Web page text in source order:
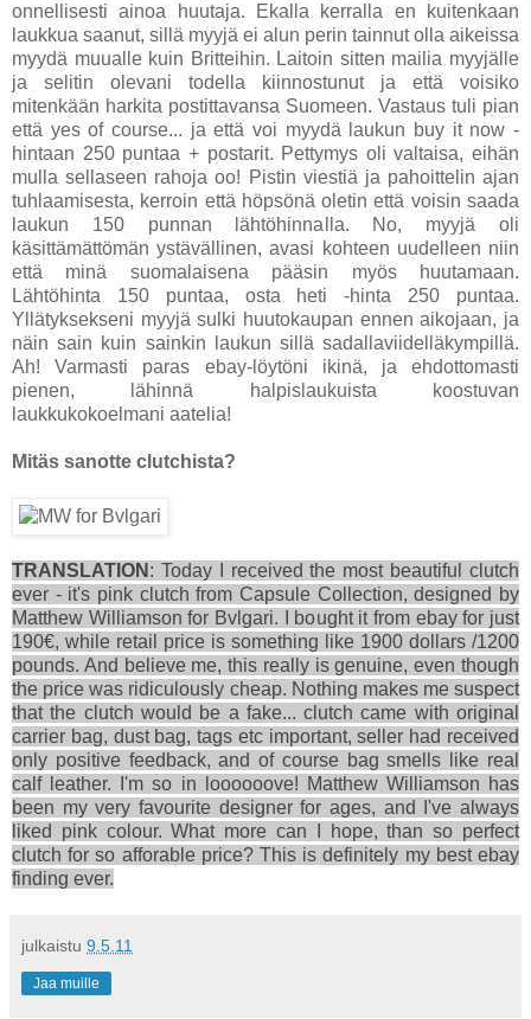
onnellisesti ainoa huutaja. Ekalla kerralla en kuitenkaan
laukkua saanut, sillä myyjä ei alun perin tainnut olla aikeissa
myydä muualle kuin Britteihin. Laitoin sitten mailia myyjälle
ja selitin olevani todella kiinnostunut ja että voisiko
mitenkään harkita postittavansa Suomeen. Vastaus tuli pian
että yes of course... ja että voi myydä laukun buy it now -
hintaan 250 puntaa + postarit. Pettymys oli valtaisa, eihän
mulla sellaseen rahoja oo! Pistin viestiä ja pahoittelin ajan
tuhlaamisesta, kerroin että höpsönä oletin että voisin saada
laukun 150 punnan lähtöhinnalla. No, myyjä oli
käsittämättömän ystävällinen, avasi kohteen uudelleen niin
että minä suomalaisena pääsin myös huutamaan.
Lähtöhinta 150 puntaa, osta heti -hinta 250 puntaa.
Yllätyksekseni myyjä sulki huutokaupan ennen aikojaan, ja
näin sain kuin sainkin laukun sillä sadallaviidelläkympillä.
Ah! Varmasti paras ebay-löytöni ikinä, ja ehdottomasti
pienen, lähinnä halpislaukuista koostuvan
laukkukokoelmani aatelia!
Mitäs sanotte clutchista?
TRANSLATION : Today I received the most beautiful clutch
ever - it's pink clutch from Capsule Collection, designed by
Matthew Williamson for Bvlgari. I bought it from ebay for just
190€, while retail price is something like 1900 dollars /1200
pounds. And believe me, this really is genuine, even though
the price was ridiculously cheap. Nothing makes me suspect
that the clutch would be a fake... clutch came with original
carrier bag, dust bag, tags etc important, seller had received
only positive feedback, and of course bag smells like real
calf leather. I'm so in loooooove! Matthew Williamson has
been my very favourite designer for ages, and I've always
liked pink colour. What more can I hope, than so perfect
clutch for so afforable price? This is definitely my best ebay
finding ever.
julkaistu 9.5.11
Jaa muille